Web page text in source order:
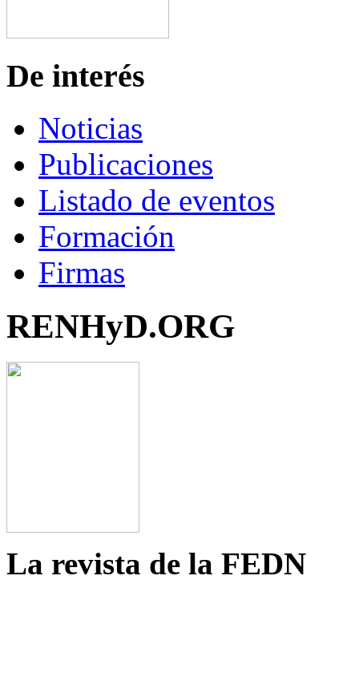
De interés
Noticias
Publicaciones
Listado de eventos
Formación
Firmas
RENHyD.ORG
La revista de la FEDN